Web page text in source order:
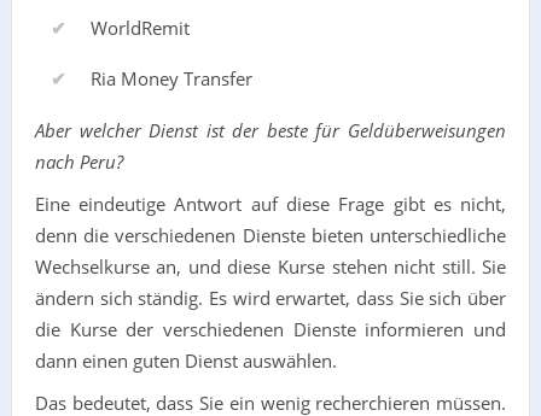
WorldRemit
Ria Money Transfer
Aber welcher Dienst ist der beste für Geldüberweisungen
nach Peru?
Eine eindeutige Antwort auf diese Frage gibt es nicht,
denn die verschiedenen Dienste bieten unterschiedliche
Wechselkurse an, und diese Kurse stehen nicht still. Sie
ändern sich ständig. Es wird erwartet, dass Sie sich über
die Kurse der verschiedenen Dienste informieren und
dann einen guten Dienst auswählen.
Das bedeutet, dass Sie ein wenig recherchieren müssen.